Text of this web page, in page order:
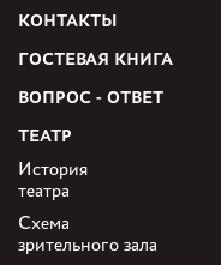
КОНТАКТЫ
ГОСТЕВАЯ КНИГА
ВОПРОС - ОТВЕТ
ТЕАТР
История
театра
Схема
зрительного зала